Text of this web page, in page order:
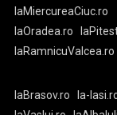
laMiercureaCiuc.ro
laOradea.ro
laRamnicuValcea.ro
laBrasov.ro la-